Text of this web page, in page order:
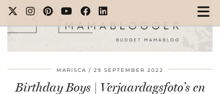
MARISCA 29 SEPTEMBER 2022
Birthday Boys | Verjaardagsfoto’s en